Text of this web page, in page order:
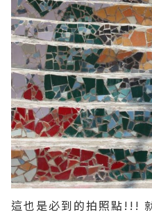
這也是必到的拍照點!!!